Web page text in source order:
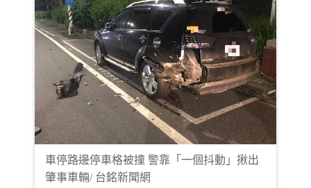
車停路邊停車格被撞 警靠「一個抖動」揪出
肇事車輛/ 台銘新聞網